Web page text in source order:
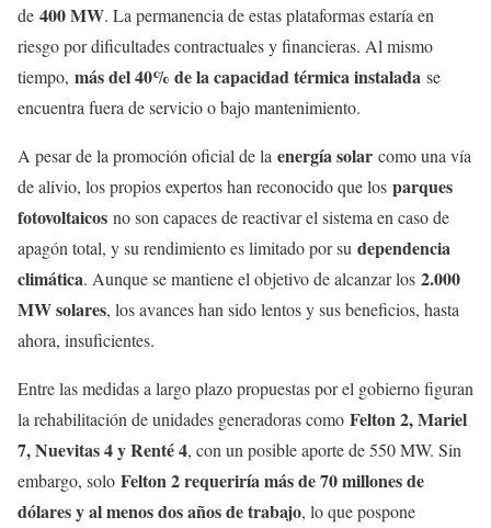
de 400 MW. La permanencia de estas plataformas estaría en
riesgo por dificultades contractuales y financieras. Al mismo
tiempo, más del 40% de la capacidad térmica instalada se
encuentra fuera de servicio o bajo mantenimiento.
A pesar de la promoción oficial de la energía solar como una vía
de alivio, los propios expertos han reconocido que los parques
fotovoltaicos no son capaces de reactivar el sistema en caso de
apagón total, y su rendimiento es limitado por su dependencia
climática. Aunque se mantiene el objetivo de alcanzar los 2.000
MW solares, los avances han sido lentos y sus beneficios, hasta
ahora, insuficientes.
Entre las medidas a largo plazo propuestas por el gobierno figuran
la rehabilitación de unidades generadoras como Felton 2, Mariel
7, Nuevitas 4 y Renté 4, con un posible aporte de 550 MW. Sin
embargo, solo Felton 2 requeriría más de 70 millones de
dólares y al menos dos años de trabajo, lo que pospone